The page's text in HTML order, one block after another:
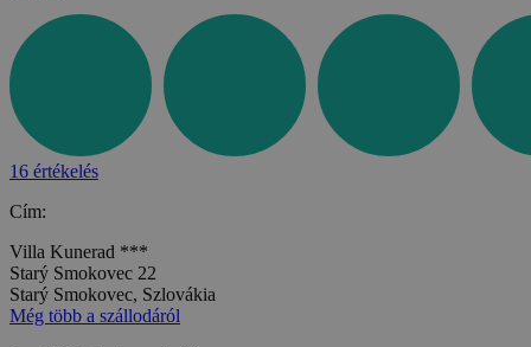
16 értékelés
Cím:
Villa Kunerad ***
Starý Smokovec 22
Starý Smokovec, Szlovákia
Még több a szállodáról